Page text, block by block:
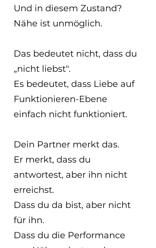
Und in diesem Zustand?
Nähe ist unmöglich.
Das bedeutet nicht, dass du
„nicht liebst".
Es bedeutet, dass Liebe auf
Funktionieren-Ebene
einfach nicht funktioniert.
Dein Partner merkt das.
Er merkt, dass du
antwortest, aber ihn nicht
erreichst.
Dass du da bist, aber nicht
für ihn.
Dass du die Performance